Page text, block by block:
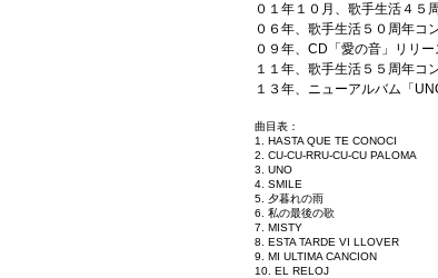
０１年１０月、歌手生活４５
０６年、歌手生活５０周年コ
０９年、CD「愛の音」リリ
１１年、歌手生活５５周年コ
１３年、ニューアルバム「
曲目表：
1. HASTA QUE TE CONOCI
2. CU-CU-RRU-CU-CU PALOMA
3. UNO
4. SMILE
5. 夕暮れの雨
6. 私の最後の歌
7. MISTY
8. ESTA TARDE VI LLOVER
9. MI ULTIMA CANCION
10. EL RELOJ